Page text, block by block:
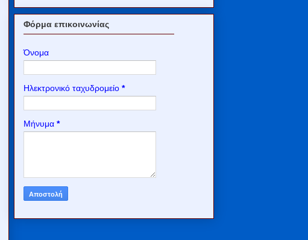
Φόρμα επικοινωνίας
Όνομα
Ηλεκτρονικό ταχυδρομείο *
Μήνυμα *